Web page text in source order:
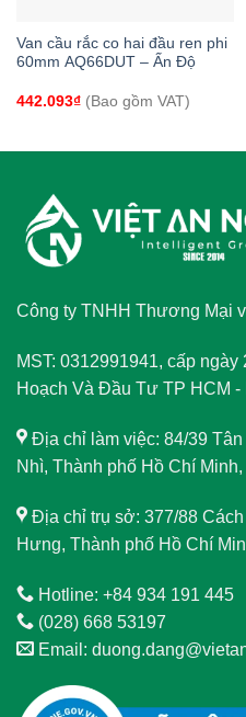
Van cầu rắc co hai đầu ren phi
60mm AQ66DUT – Ấn Độ
442.093₫(Bao gồm VAT)
Công ty TNHH Thương Mại
MST: 0312991941, cấp
Hoạch Và Đầu Tư TP HCM
Địa chỉ làm việc: 84/39
Nhì, Thành phố Hồ Chí
Địa chỉ trụ sở: 377/88
Hưng, Thành phố Hồ Chí
Hotline: +84 934 191 445
(028) 668 53197
Email: